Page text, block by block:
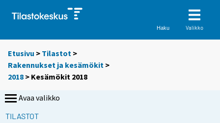
Haku Valikko
Etusivu > Tilastot >
Rakennukset ja kesämökit >
2018 > Kesämökit 2018
Avaa valikko
TILASTOT